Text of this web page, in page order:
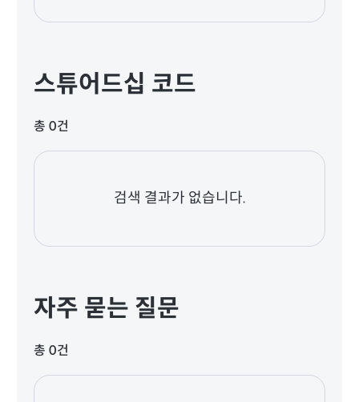
스튜어드십 코드
총 0건
검색 결과가 없습니다.
자주 묻는 질문
총 0건